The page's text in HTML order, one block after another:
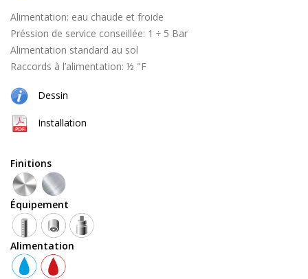
naturel
(cuivre
laiton)
douchette
Alimentation: eau chaude et froide
Préssion de service conseillée: 1 ÷ 5 Bar
Alimentation standard au sol
Raccords à l’alimentation: ½ "F
Dessin
Installation
Finitions
Équipement
Alimentation